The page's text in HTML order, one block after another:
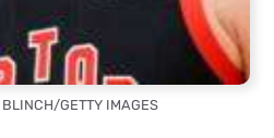
BLINCH/GETTY IMAGES